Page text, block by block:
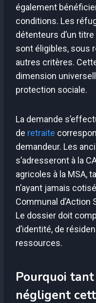
également
conditions. Les
détenteurs d’un
sont éligibles, sous
autres critères.
dimension
protection sociale.
La demande
de retraite
demandeur. Les
s’adresseront à la
agricoles à la MSA,
n’ayant jamais
Communal d’Action
Le dossier doit
d’identité, de
ressources.
Pourquoi
négligent